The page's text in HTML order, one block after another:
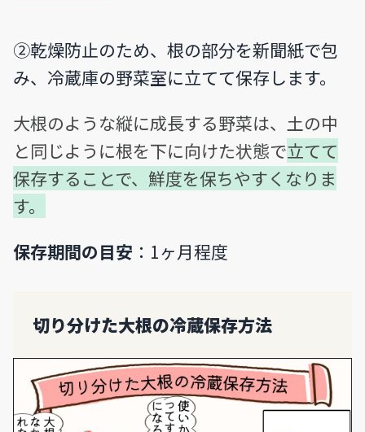
②乾燥防止のため、根の部分を新聞紙で包
み、冷蔵庫の野菜室に立てて保存します。
大根のような縦に成長する野菜は、土の中
と同じように根を下に向けた状態で立てて
保存することで、鮮度を保ちやすくなりま
す。
保存期間の目安 ：1ヶ月程度
切り分けた大根の冷蔵保存方法